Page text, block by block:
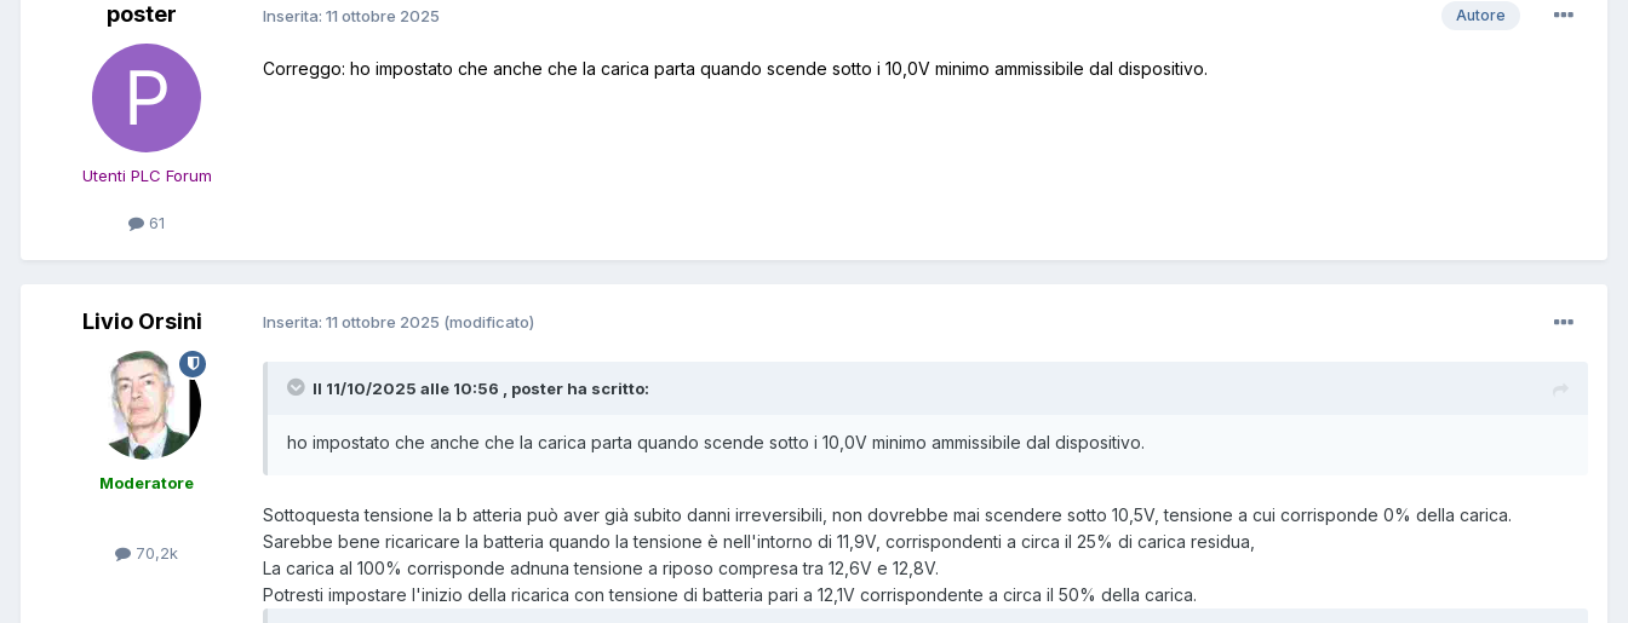
poster
Utenti PLC Forum
61
Autore
Inserita: 11 ottobre 2025
Correggo: ho impostato che anche che la carica parta quando scende sotto i 10,0V minimo ammissibile dal dispositivo.
Livio Orsini
Moderatore
70,2k
Inserita: 11 ottobre 2025 (modificato)
Il 11/10/2025 alle 10:56 , poster ha scritto:
ho impostato che anche che la carica parta quando scende sotto i 10,0V minimo ammissibile dal dispositivo.
Sottoquesta tensione la b atteria può aver già subito danni irreversibili, non dovrebbe mai scendere sotto 10,5V, tensione a cui corrisponde 0% della carica.
Sarebbe bene ricaricare la batteria quando la tensione è nell'intorno di 11,9V, corrispondenti a circa il 25% di carica residua,
La carica al 100% corrisponde adnuna tensione a riposo compresa tra 12,6V e 12,8V.
Potresti impostare l'inizio della ricarica con tensione di batteria pari a 12,1V corrispondente a circa il 50% della carica.